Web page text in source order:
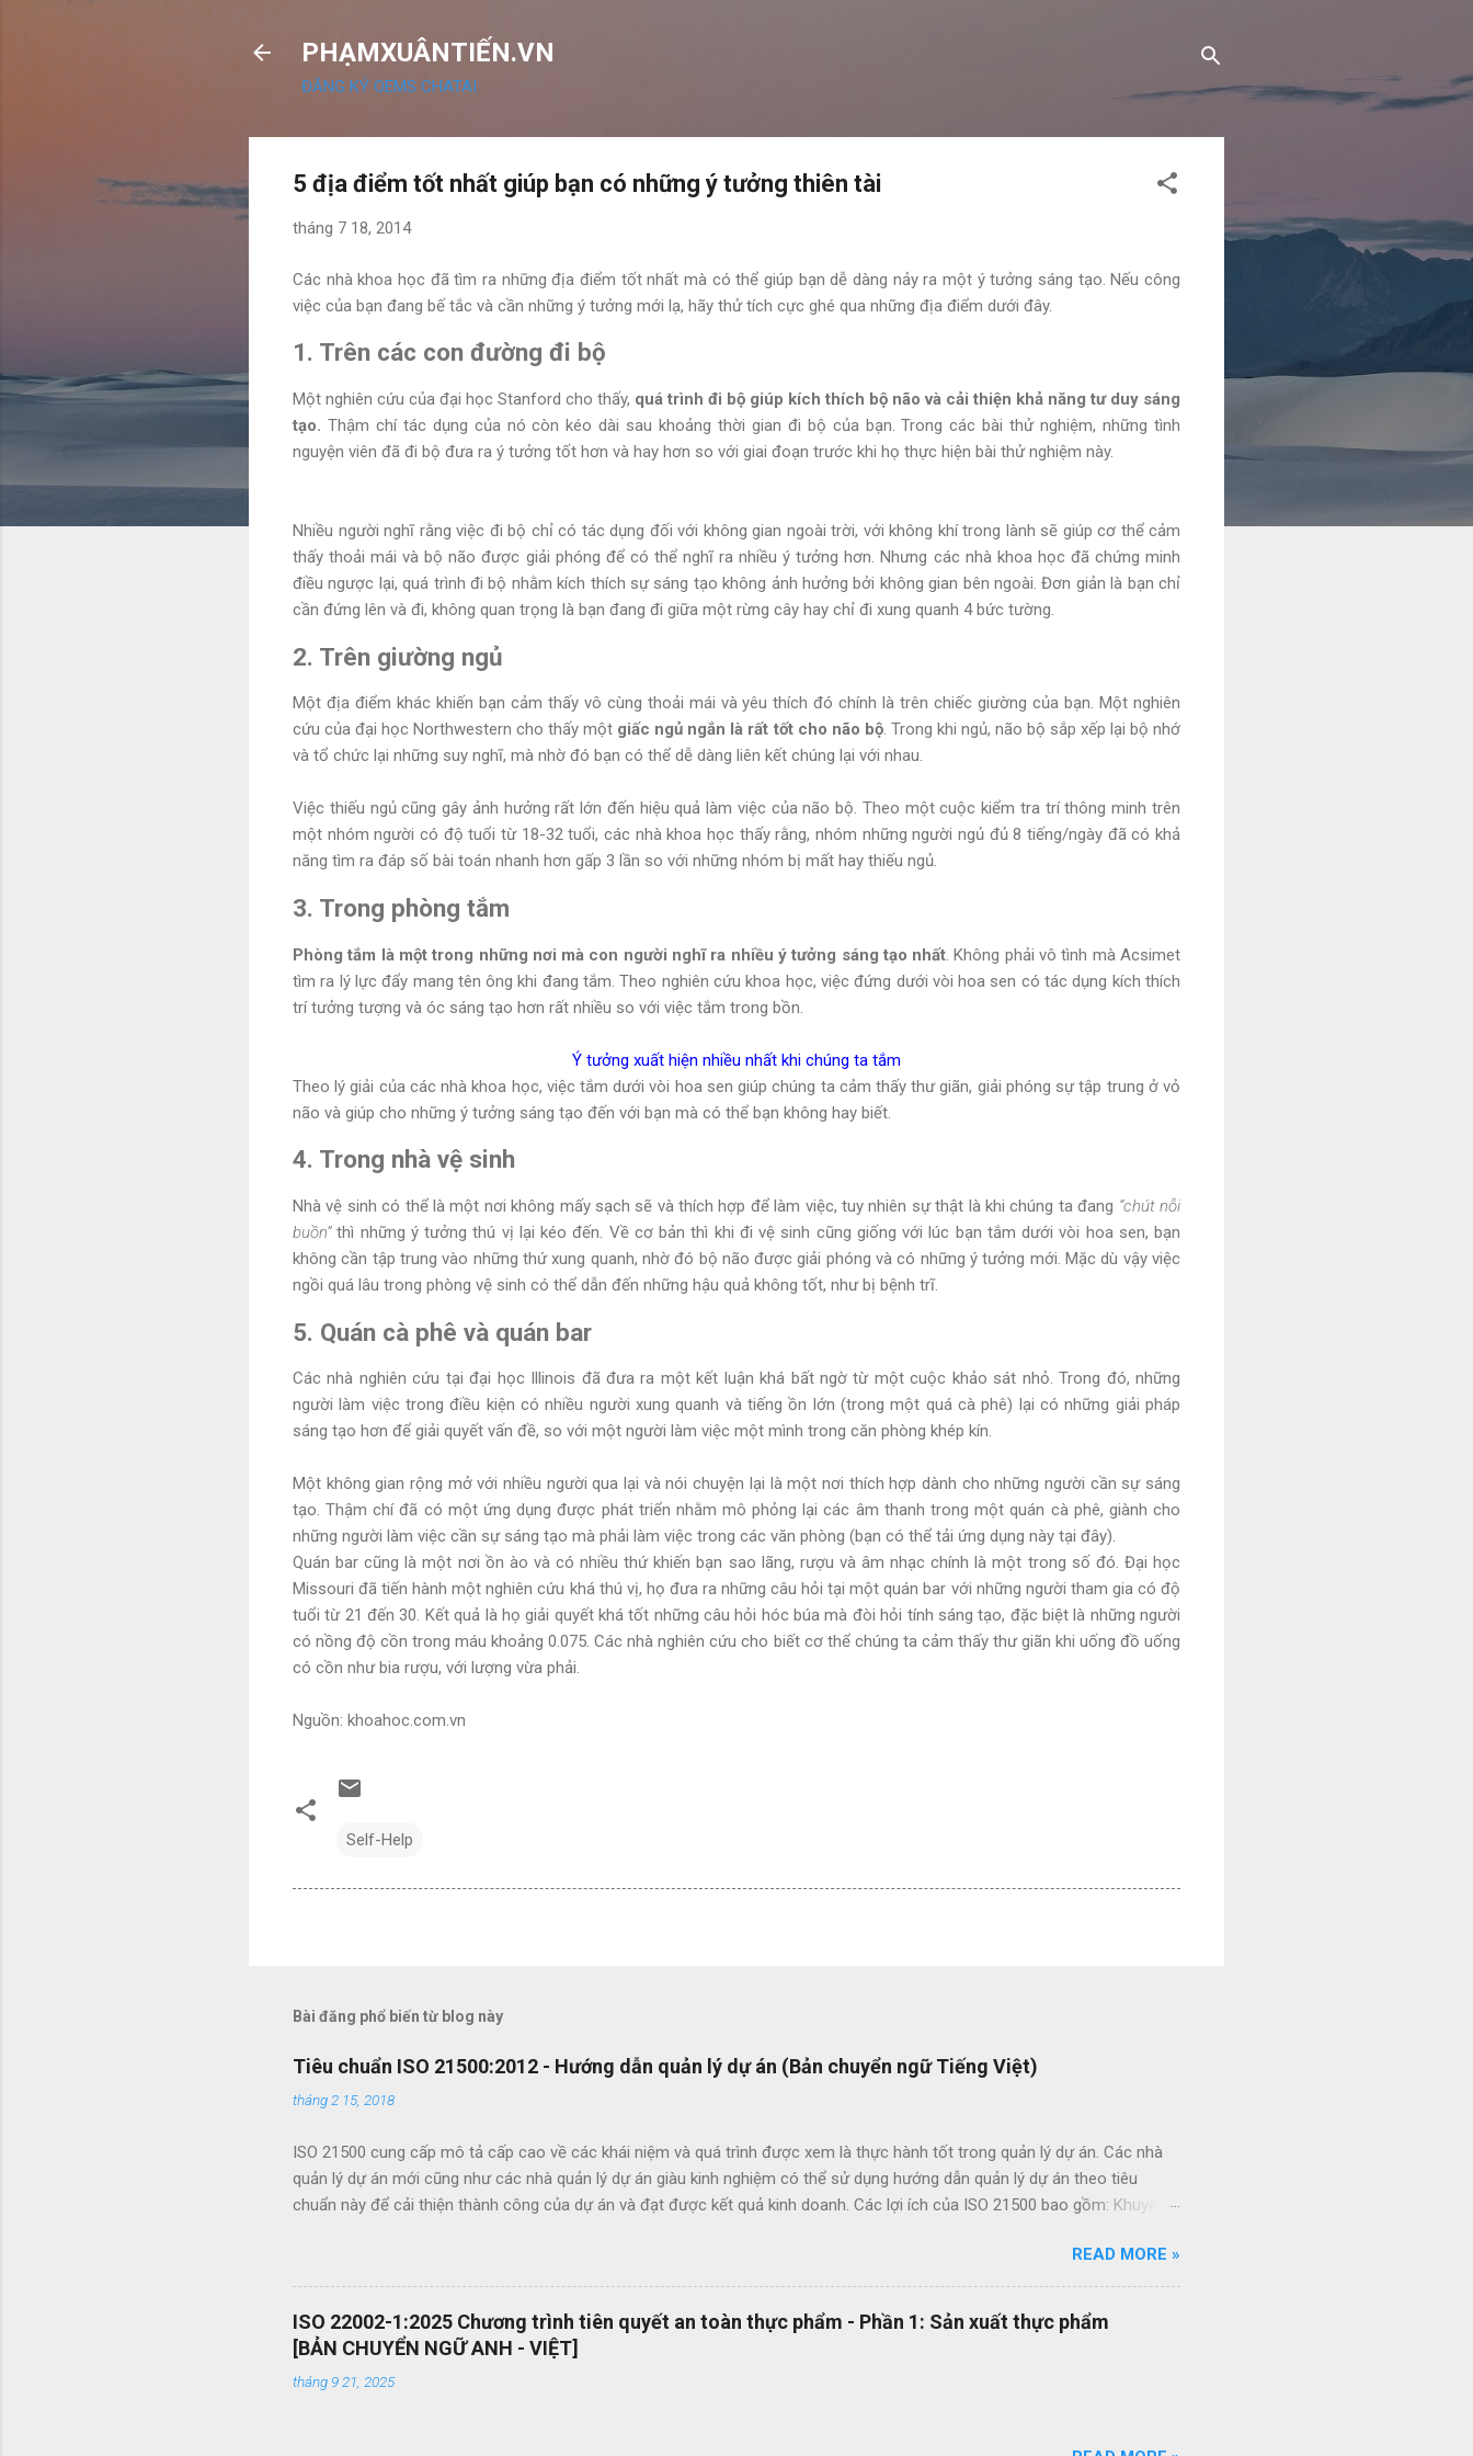
PHẠMXUÂNTIẾN.VN
ĐĂNG KÝ OEMS CHATAI
5 địa điểm tốt nhất giúp bạn có những ý tưởng thiên tài
tháng 7 18, 2014
Các nhà khoa học đã tìm ra những địa điểm tốt nhất mà có thể giúp bạn dễ dàng nảy ra một ý tưởng sáng tạo. Nếu công
việc của bạn đang bế tắc và cần những ý tưởng mới lạ, hãy thử tích cực ghé qua những địa điểm dưới đây.
1. Trên các con đường đi bộ
Một nghiên cứu của đại học Stanford cho thấy, quá trình đi bộ giúp kích thích bộ não và cải thiện khả năng tư duy sáng
tạo. Thậm chí tác dụng của nó còn kéo dài sau khoảng thời gian đi bộ của bạn. Trong các bài thử nghiệm, những tình
nguyện viên đã đi bộ đưa ra ý tưởng tốt hơn và hay hơn so với giai đoạn trước khi họ thực hiện bài thử nghiệm này.
Nhiều người nghĩ rằng việc đi bộ chỉ có tác dụng đối với không gian ngoài trời, với không khí trong lành sẽ giúp cơ thể cảm
thấy thoải mái và bộ não được giải phóng để có thể nghĩ ra nhiều ý tưởng hơn. Nhưng các nhà khoa học đã chứng minh
điều ngược lại, quá trình đi bộ nhằm kích thích sự sáng tạo không ảnh hưởng bởi không gian bên ngoài. Đơn giản là bạn chỉ
cần đứng lên và đi, không quan trọng là bạn đang đi giữa một rừng cây hay chỉ đi xung quanh 4 bức tường.
2. Trên giường ngủ
Một địa điểm khác khiến bạn cảm thấy vô cùng thoải mái và yêu thích đó chính là trên chiếc giường của bạn. Một nghiên
cứu của đại học Northwestern cho thấy một giấc ngủ ngắn là rất tốt cho não bộ. Trong khi ngủ, não bộ sắp xếp lại bộ nhớ
và tổ chức lại những suy nghĩ, mà nhờ đó bạn có thể dễ dàng liên kết chúng lại với nhau.
Việc thiếu ngủ cũng gây ảnh hưởng rất lớn đến hiệu quả làm việc của não bộ. Theo một cuộc kiểm tra trí thông minh trên
một nhóm người có độ tuổi từ 18-32 tuổi, các nhà khoa học thấy rằng, nhóm những người ngủ đủ 8 tiếng/ngày đã có khả
năng tìm ra đáp số bài toán nhanh hơn gấp 3 lần so với những nhóm bị mất hay thiếu ngủ.
3. Trong phòng tắm
Phòng tắm là một trong những nơi mà con người nghĩ ra nhiều ý tưởng sáng tạo nhất . Không phải vô tình mà Acsimet
tìm ra lý lực đẩy mang tên ông khi đang tắm. Theo nghiên cứu khoa học, việc đứng dưới vòi hoa sen có tác dụng kích thích
trí tưởng tượng và óc sáng tạo hơn rất nhiều so với việc tắm trong bồn.
Ý tưởng xuất hiện nhiều nhất khi chúng ta tắm
Theo lý giải của các nhà khoa học, việc tắm dưới vòi hoa sen giúp chúng ta cảm thấy thư giãn, giải phóng sự tập trung ở vỏ
não và giúp cho những ý tưởng sáng tạo đến với bạn mà có thể bạn không hay biết.
4. Trong nhà vệ sinh
Nhà vệ sinh có thể là một nơi không mấy sạch sẽ và thích hợp để làm việc, tuy nhiên sự thật là khi chúng ta đang “chút nỗi
buồn”thì những ý tưởng thú vị lại kéo đến. Về cơ bản thì khi đi vệ sinh cũng giống với lúc bạn tắm dưới vòi hoa sen, bạn
không cần tập trung vào những thứ xung quanh, nhờ đó bộ não được giải phóng và có những ý tưởng mới. Mặc dù vậy việc
ngồi quá lâu trong phòng vệ sinh có thể dẫn đến những hậu quả không tốt, như bị bệnh trĩ.
5. Quán cà phê và quán bar
Các nhà nghiên cứu tại đại học Illinois đã đưa ra một kết luận khá bất ngờ từ một cuộc khảo sát nhỏ. Trong đó, những
người làm việc trong điều kiện có nhiều người xung quanh và tiếng ồn lớn (trong một quá cà phê) lại có những giải pháp
sáng tạo hơn để giải quyết vấn đề, so với một người làm việc một mình trong căn phòng khép kín.
Một không gian rộng mở với nhiều người qua lại và nói chuyện lại là một nơi thích hợp dành cho những người cần sự sáng
tạo. Thậm chí đã có một ứng dụng được phát triển nhằm mô phỏng lại các âm thanh trong một quán cà phê, giành cho
những người làm việc cần sự sáng tạo mà phải làm việc trong các văn phòng (bạn có thể tải ứng dụng này tại đây).
Quán bar cũng là một nơi ồn ào và có nhiều thứ khiến bạn sao lãng, rượu và âm nhạc chính là một trong số đó. Đại học
Missouri đã tiến hành một nghiên cứu khá thú vị, họ đưa ra những câu hỏi tại một quán bar với những người tham gia có độ
tuổi từ 21 đến 30. Kết quả là họ giải quyết khá tốt những câu hỏi hóc búa mà đòi hỏi tính sáng tạo, đặc biệt là những người
có nồng độ cồn trong máu khoảng 0.075. Các nhà nghiên cứu cho biết cơ thể chúng ta cảm thấy thư giãn khi uống đồ uống
có cồn như bia rượu, với lượng vừa phải.
Nguồn: khoahoc.com.vn
Self-Help
Bài đăng phổ biến từ blog này
Tiêu chuẩn ISO 21500:2012 - Hướng dẫn quản lý dự án (Bản chuyển ngữ Tiếng Việt)
tháng 2 15, 2018
ISO 21500 cung cấp mô tả cấp cao về các khái niệm và quá trình được xem là thực hành tốt trong quản lý dự án. Các nhà
quản lý dự án mới cũng như các nhà quản lý dự án giàu kinh nghiệm có thể sử dụng hướng dẫn quản lý dự án theo tiêu
chuẩn này để cải thiện thành công của dự án và đạt được kết quả kinh doanh. Các lợi ích của ISO 21500 bao gồm: Khuyến
trình đấu thầu hiệu quả thông qua việc sử dụng thuật ngữ quản lý dự án một cách nhất quán Cho phép sự linh hoạt của
nhân viên quản lý dự án và khả năng làm việc trong các dự án quốc tế Cung cấp các nguyên tắc và quy trình quản lý dự án
mang tính phổ quát OEMS Chuyển đổi số quy trình thật đơn giản. Hiện tại bộ quy trình ISO của bạn đang được vận hành
dạng bản in? OEMS là một công cụ tuyệt vời giúp bạn chuyển đổi số bộ quy trình của mình một cách đơn giản và nhanh
chóng, giúp bạn cắt giảm nhiều loại lãng phí liên q...
READ MORE »
ISO 22002-1:2025 Chương trình tiên quyết an toàn thực phẩm - Phần 1: Sản xuất thực phẩm
[BẢN CHUYỂN NGỮ ANH - VIỆT]
tháng 9 21, 2025